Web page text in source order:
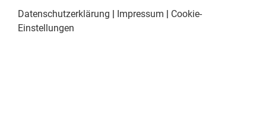
Datenschutzerklärung | Impressum | Cookie-
Einstellungen